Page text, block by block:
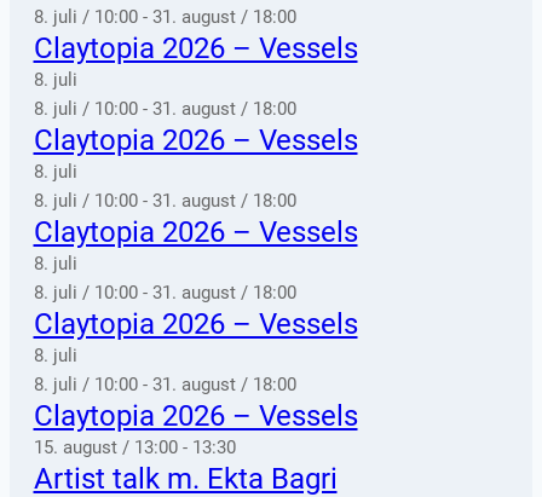
8. juli / 10:00- 31. august / 18:00
Claytopia 2026 – Vessels
8. juli
8. juli / 10:00- 31. august / 18:00
Claytopia 2026 – Vessels
8. juli
8. juli / 10:00- 31. august / 18:00
Claytopia 2026 – Vessels
8. juli
8. juli / 10:00- 31. august / 18:00
Claytopia 2026 – Vessels
8. juli
8. juli / 10:00- 31. august / 18:00
Claytopia 2026 – Vessels
15. august / 13:00- 13:30
Artist talk m. Ekta Bagri